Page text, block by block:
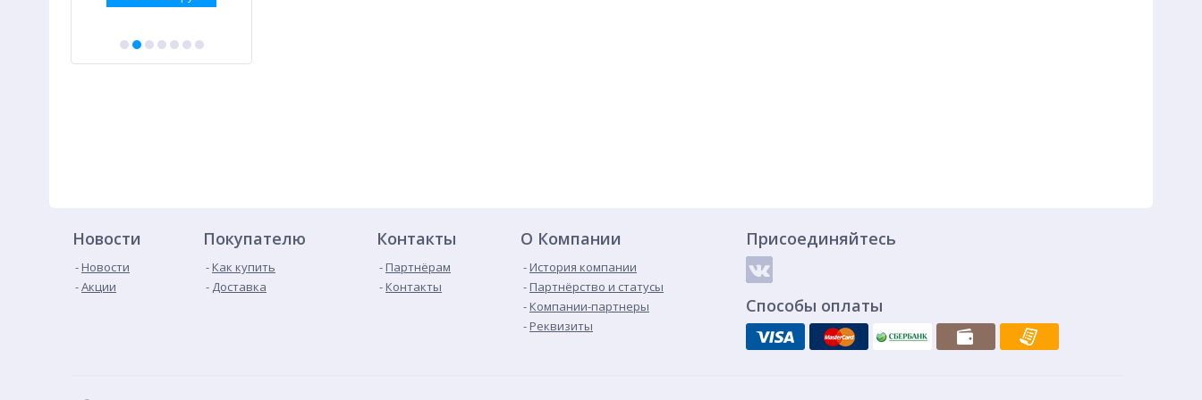
Новости
Новости
Акции
Покупателю
Как купить
Доставка
Контакты
Партнёрам
Контакты
О Компании
История компании
Партнёрство и статусы
Компании-партнеры
Реквизиты
Присоединяйтесь
Способы оплаты